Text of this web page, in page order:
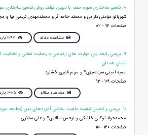
8. تفسیر ساختاری سوره صف با تبیین قواعد روش تفسیر ساختاری سوره های قرآن
شهربانو مؤمنی دارابی و محمّد خامه گر و محمّدمهدی کریمی نیا و
صفحات 92 - 82
مشاهده مقاله 1247 بازدید
9. بررسی رابطه بین مهارت های ارتباطی با رضایت شغلی و خلاقیت
استان همدان
سمیه امینی سرتشنیزی* و مریم قنبری خشنود
صفحات 109 - 93
مشاهده مقاله 1385 بازدید
10. بررسی و تحلیل کیفیت عافیت بخشی آموزه‌های دین (مطالعه موردی دعای ۲۳ صحیفه سجادیه)
محمدجواد توکلی خانیکی و نرجس سالاری* و علی سالاری
صفحات 120 - 110